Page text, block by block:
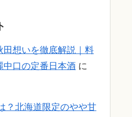
田想いを徹底解説｜料
中口の定番日本酒 に
？北海道限定のやや甘